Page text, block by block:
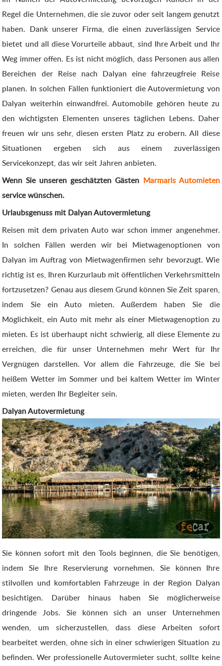
Regel die Unternehmen, die sie zuvor oder seit langem genutzt
haben. Dank unserer Firma, die einen zuverlässigen Service
bietet und all diese Vorurteile abbaut, sind Ihre Arbeit und Ihr
Weg immer offen. Es ist nicht möglich, dass Personen aus allen
Bereichen der Reise nach Dalyan eine fahrzeugfreie Reise
planen. In solchen Fällen funktioniert die Autovermietung von
Dalyan weiterhin einwandfrei. Automobile gehören heute zu
den wichtigsten Elementen unseres täglichen Lebens. Daher
freuen wir uns sehr, diesen ersten Platz zu erobern. All diese
Situationen ergeben sich aus einem zuverlässigen
Servicekonzept, das wir seit Jahren anbieten.
Wenn Sie unseren geschätzten Gästen Marmaris Automieten
service wünschen.
Urlaubsgenuss mit Dalyan Autovermietung
Reisen mit dem privaten Auto war schon immer angenehmer.
In solchen Fällen werden wir bei Mietwagenoptionen von
Dalyan im Auftrag von Mietwagenfirmen sehr bevorzugt. Wie
richtig ist es, Ihren Kurzurlaub mit öffentlichen Verkehrsmitteln
fortzusetzen? Genau aus diesem Grund können Sie Zeit sparen,
indem Sie ein Auto mieten. Außerdem haben Sie die
Möglichkeit, ein Auto mit mehr als einer Mietwagenoption zu
mieten. Es ist überhaupt nicht schwierig, all diese Elemente zu
erreichen, die für unser Unternehmen mehr Wert für Ihr
Vergnügen darstellen. Vor allem die Fahrzeuge, die Sie bei
heißem Wetter im Sommer und bei kaltem Wetter im Winter
mieten, werden Ihr Begleiter sein.
Dalyan Autovermietung
Sie können sofort mit den Tools beginnen, die Sie benötigen,
indem Sie Ihre Reservierung vornehmen. Sie können Ihre
stilvollen und komfortablen Fahrzeuge in der Region Dalyan
besichtigen. Darüber hinaus haben Sie möglicherweise
dringende Jobs. Sie können sich an unser Unternehmen
wenden, um sicherzustellen, dass diese Arbeiten sofort
bearbeitet werden, ohne sich in einer schwierigen Situation zu
befinden. Wer professionelle Autovermieter sucht, sollte keine